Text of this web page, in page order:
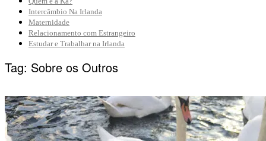
Intercâmbio Na Irlanda
Maternidade
Relacionamento com Estrangeiro
Estudar e Trabalhar na Irlanda
Tag: Sobre os Outros